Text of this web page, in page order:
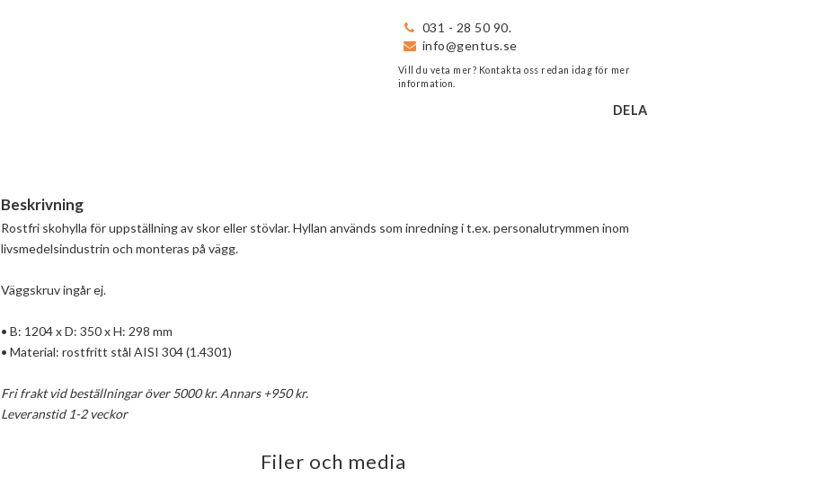
031 - 28 50 90.
info@gentus.se
Vill du veta mer? Kontakta oss redan idag för mer
information.
DELA
Beskrivning
Rostfri skohylla för uppställning av skor eller stövlar. Hyllan används som inredning i t.ex. personalutrymmen inom
livsmedelsindustrin och monteras på vägg.
Väggskruv ingår ej.
• B: 1204 x D: 350 x H: 298 mm
• Material: rostfritt stål AISI 304 (1.4301)
Fri frakt vid beställningar över 5000 kr. Annars +950 kr.
Leveranstid 1-2 veckor
Filer och media